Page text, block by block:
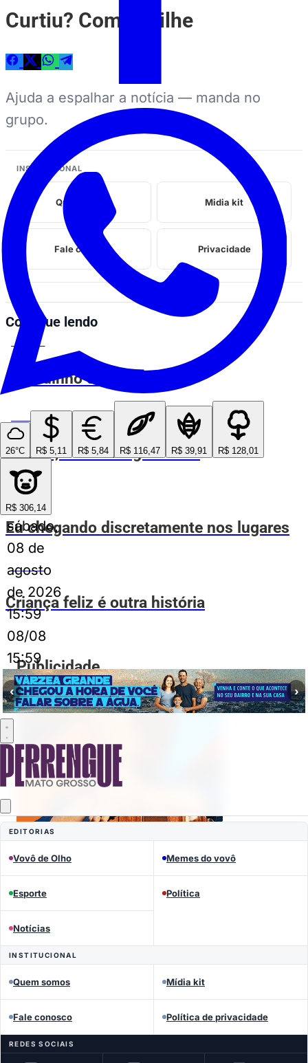
26°C R$ 5,11 R$ 5,84 R$ 116,47 R$ 39,91 R$ 128,01
R$ 306,14
sábado,
08 de
agosto
de 2026
15:59
08/08
15:59
‹ ›
EDITORIAS
Vovô de Olho Memes do vovô
Esporte Política
Notícias
INSTITUCIONAL
Quem somos Mídia kit
Fale conosco Política de privacidade
REDES SOCIAIS
Curtiu? Compartilhe
Ajuda a espalhar a notícia — manda no
grupo.
INSTITUCIONAL
Quem somos Midia kit
Fale conosco Privacidade
Continue lendo
ESPIA AÍ
Coitadinho do Zeus kkkk
Sextou, meus amigos! kkkk
ESPIA AÍ
Eu chegando discretamente nos lugares
ESPIA AÍ
Criança feliz é outra história
Publicidade
Mais lidas